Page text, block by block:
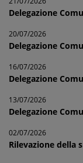
Delegazione
20/07/2026
Delegazione
16/07/2026
Delegazione
13/07/2026
Delegazione
02/07/2026
Rilevazione della